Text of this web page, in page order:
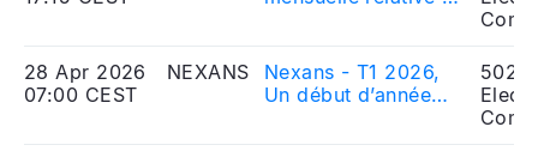
Avril 2026
28 Apr 2026
07:00 CEST
NEXANS
Nexans - T1 2026,
Un début d’année